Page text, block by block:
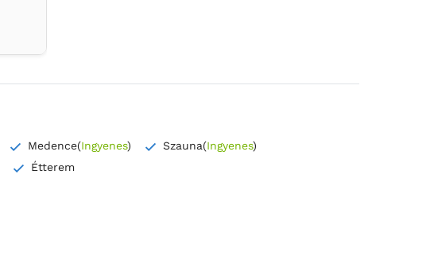
Medence(Ingyenes) Szauna(Ingyenes)
Étterem